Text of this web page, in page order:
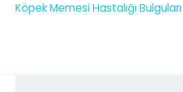
Köpek Memesi Hastalığı Bulguları